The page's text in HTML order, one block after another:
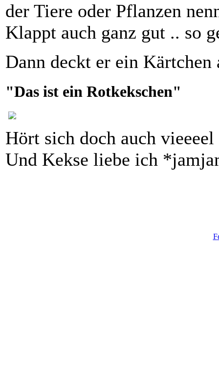
der Tiere oder Pflanzen
Klappt auch ganz gut .. so
Dann deckt er ein
"Das ist ein Rotkekschen"
Hört sich doch auch vieeeel
Und Kekse liebe ich